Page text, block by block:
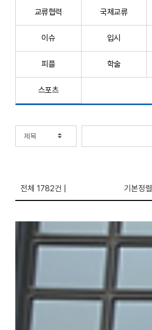
교류협력 국제교류
이슈 입시
피플 학술
스포츠
전체 1782건 기본정렬